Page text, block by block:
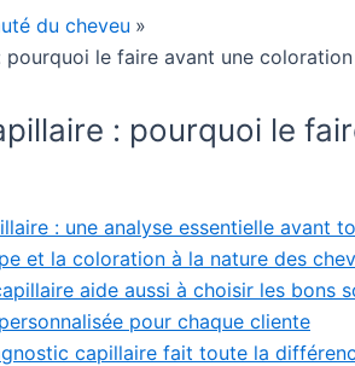
du cheveu
le faire avant une coloration
: pourquoi le
: une analyse essentielle avant
et la coloration à la nature des
aide aussi à choisir les bons
pour chaque cliente
capillaire fait toute la